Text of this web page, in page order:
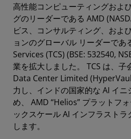
高性能コンピューティングおよ
グのリーダーである AMD
ビス、コンサルティング、およ
ョンのグローバル リーダーで
Services (TCS) (BSE: 532540,
業を拡大しました。 TCS は、
Data Center Limited
力し、インドの国家的な AI イ
め、 AMD “Helios” プラットフ
ックスケール AI インフラスト
します。